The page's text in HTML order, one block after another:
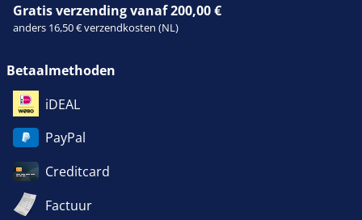
Gratis verzending vanaf 200,00 €
anders 16,50 € verzendkosten (NL)
Betaalmethoden
iDEAL
PayPal
Creditcard
Factuur